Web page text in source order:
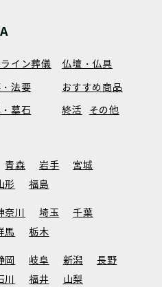
イン葬儀
仏壇・仏具
法要
おすすめ商品
墓石 終活 その他
青森 岩手
宮城
形 福島
奈川 埼玉
千葉
馬 栃木
岡 岐阜 新潟
長野
川 福井 山梨